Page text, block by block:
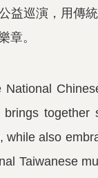
巡演，用傳
章。
also
Taiwanese